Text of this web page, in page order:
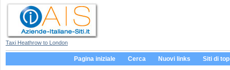
Taxi Heathrow to London
Pagina iniziale Cerca Nuovi links Siti di top